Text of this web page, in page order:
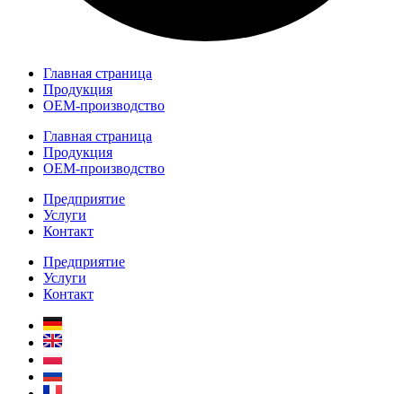
Главная страница
Продукция
OEM-производство
Главная страница
Продукция
OEM-производство
Предприятие
Услуги
Контакт
Предприятие
Услуги
Контакт